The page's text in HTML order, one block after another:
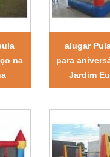
na
alugar
para
Jardim